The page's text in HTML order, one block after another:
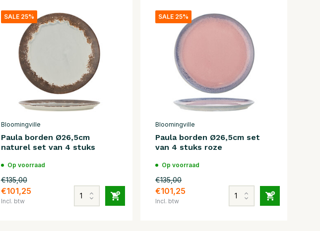
SALE 25%
Bloomingville
Paula borden Ø26,5cm
naturel set van 4 stuks
Op voorraad
€135,00
€101,25
Incl. btw
SALE 25%
Bloomingville
Paula borden Ø26,5cm set
van 4 stuks roze
Op voorraad
€135,00
€101,25
Incl. btw